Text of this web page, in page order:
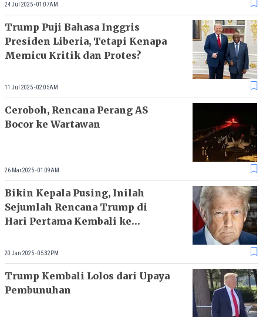
24 Jul 2025 - 01:07AM
Trump Puji Bahasa Inggris
Presiden Liberia, Tetapi Kenapa
Memicu Kritik dan Protes?
11 Jul 2025 - 02:05AM
Ceroboh, Rencana Perang AS
Bocor ke Wartawan
26 Mar 2025 - 01:09AM
Bikin Kepala Pusing, Inilah
Sejumlah Rencana Trump di
Hari Pertama Kembali ke
20 Jan 2025 - 05:32PM
Trump Kembali Lolos dari Upaya
Pembunuhan